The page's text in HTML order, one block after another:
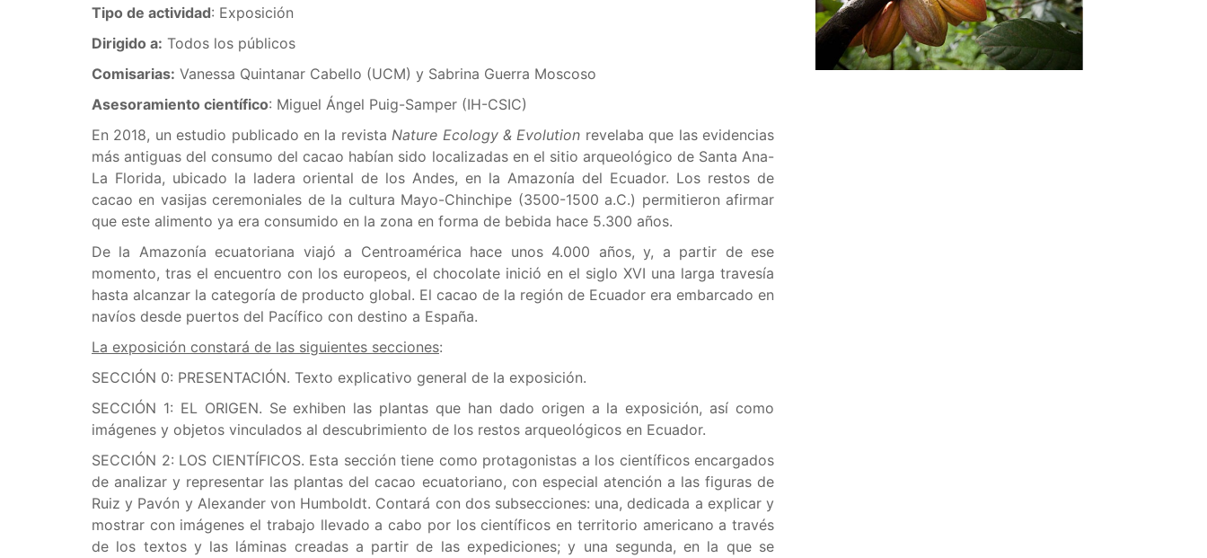
Tipo de actividad: Exposición
Dirigido a: Todos los públicos
Comisarias: Vanessa Quintanar Cabello (UCM) y Sabrina Guerra Moscoso
Asesoramiento científico: Miguel Ángel Puig-Samper (IH-CSIC)
En 2018, un estudio publicado en la revistaNature Ecology & Evolution revelaba que las evidencias
más antiguas del consumo del cacao habían sido localizadas en el sitio arqueológico de Santa Ana-
La Florida, ubicado la ladera oriental de los Andes, en la Amazonía del Ecuador. Los restos de
cacao en vasijas ceremoniales de la cultura Mayo-Chinchipe (3500-1500 a.C.) permitieron afirmar
que este alimento ya era consumido en la zona en forma de bebida hace 5.300 años.
De la Amazonía ecuatoriana viajó a Centroamérica hace unos 4.000 años, y, a partir de ese
momento, tras el encuentro con los europeos, el chocolate inició en el siglo XVI una larga travesía
hasta alcanzar la categoría de producto global. El cacao de la región de Ecuador era embarcado en
navíos desde puertos del Pacífico con destino a España.
La exposición constará de las siguientes secciones:
SECCIÓN 0: PRESENTACIÓN. Texto explicativo general de la exposición.
SECCIÓN 1: EL ORIGEN. Se exhiben las plantas que han dado origen a la exposición, así como
imágenes y objetos vinculados al descubrimiento de los restos arqueológicos en Ecuador.
SECCIÓN 2: LOS CIENTÍFICOS. Esta sección tiene como protagonistas a los científicos encargados
de analizar y representar las plantas del cacao ecuatoriano, con especial atención a las figuras de
Ruiz y Pavón y Alexander von Humboldt. Contará con dos subsecciones: una, dedicada a explicar y
mostrar con imágenes el trabajo llevado a cabo por los científicos en territorio americano a través
de los textos y las láminas creadas a partir de las expediciones; y una segunda, en la que se